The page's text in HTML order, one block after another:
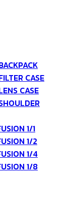
CASE
CASE
1/1
1/2
1/4
1/8